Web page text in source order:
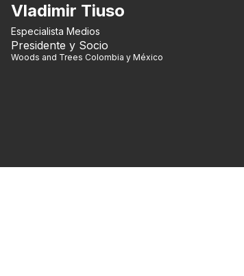
Vladimir Tiuso
Especialista Medios
Presidente y Socio
Woods and Trees Colombia y México